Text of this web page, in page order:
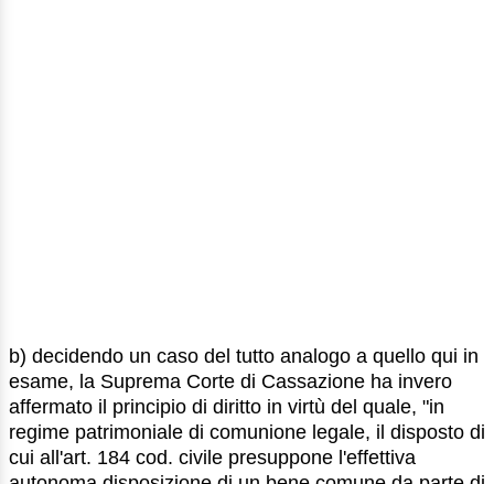
b) decidendo un caso del tutto analogo a quello qui in
esame, la Suprema Corte di Cassazione ha invero
affermato il principio di diritto in virtù del quale, "in
regime patrimoniale di comunione legale, il disposto di
cui all'art. 184 cod. civile presuppone l'effettiva